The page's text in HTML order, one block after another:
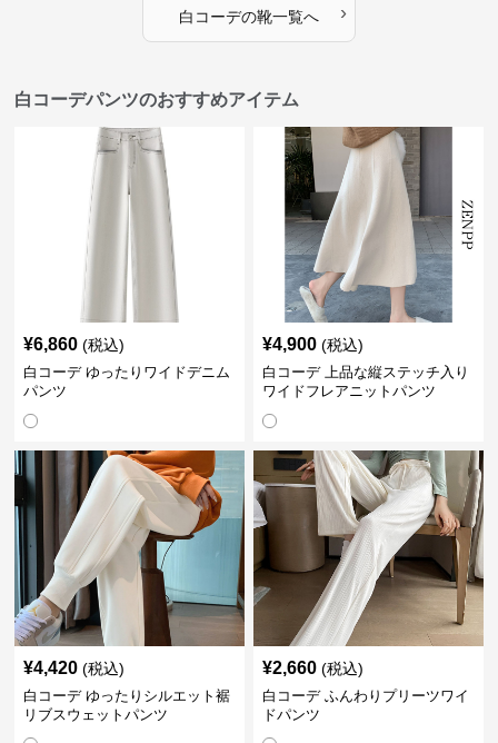
白コーデの靴一覧へ ›
白コーデパンツのおすすめアイテム
¥6,860 (税込)
白コーデ ゆったりワイドデニム
パンツ
¥4,900 (税込)
白コーデ 上品な縦ステッチ入り
ワイドフレアニットパンツ
¥4,420 (税込)
白コーデ ゆったりシルエット裾
リブスウェットパンツ
¥2,660 (税込)
白コーデ ふんわりプリーツワイ
ドパンツ